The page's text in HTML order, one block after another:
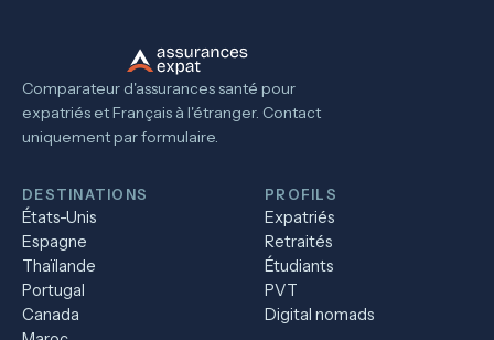
Comparateur d'assurances santé pour
expatriés et Français à l'étranger. Contact
uniquement par formulaire.
DESTINATIONS
États-Unis
Espagne
Thaïlande
Portugal
Canada
PROFILS
Expatriés
Retraités
Étudiants
PVT
Digital nomads